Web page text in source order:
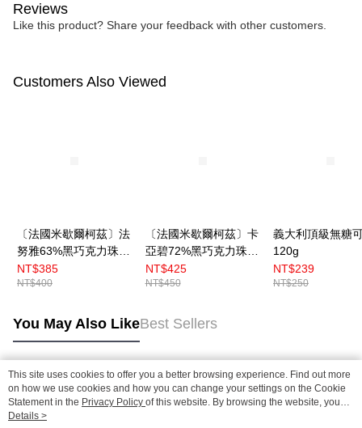
Reviews
Like this product? Share your feedback with other customers.
Customers Also Viewed
〔法國米歇爾柯茲〕法
努雅63%黑巧克力珠
250g （分裝）
NT$385
NT$400
〔法國米歇爾柯茲〕卡
亞碧72%黑巧克力珠
250g （分裝）
NT$425
NT$450
義大利頂級無糖
120g
NT$239
NT$250
You May Also LikeBest Sellers
Popular Tags
This site uses cookies to offer you a better browsing experience. Find out more
on how we use cookies and how you can change your settings on the Cookie
Statement in the Privacy Policy of this website. By browsing the website, you
agree to our use of cookies as described in our Cookie Statement.
Details >